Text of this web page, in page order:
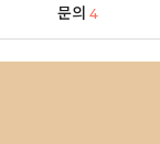
문의 4